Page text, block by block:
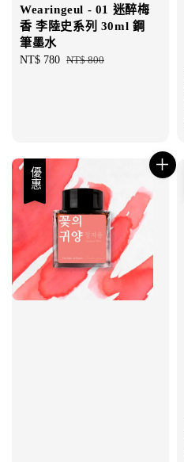
Wearingeul - 01 迷醉梅
香 李陸史系列 30ml 鋼
筆墨水
Sale
NT$ 780 Regular
NT$ 800
優惠